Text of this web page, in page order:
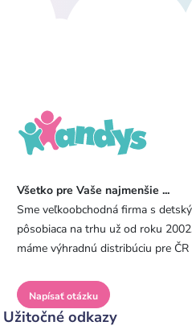
Všetko pre Vaše najmenšie ...
Sme veľkoobchodná firma s
pôsobiaca na trhu už od roku
máme výhradnú distribúciu pre ČR
Napísať otázku
Užitočné odkazy